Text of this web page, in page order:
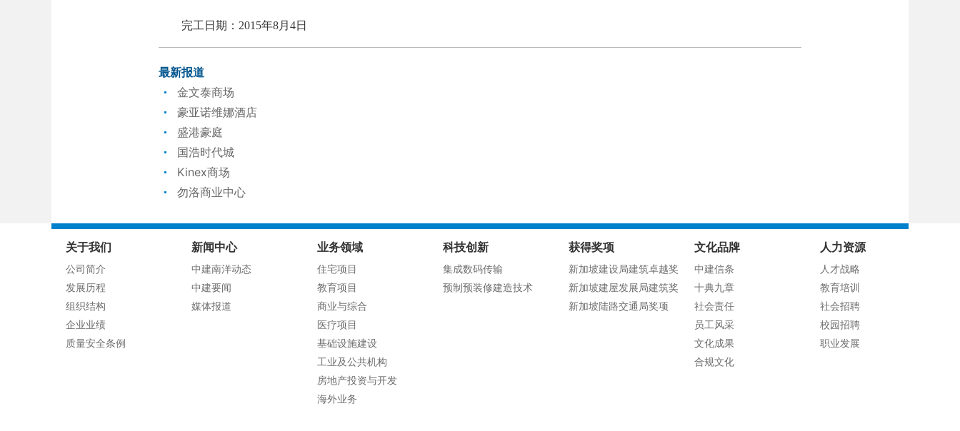
完工日期：2015年8月4日
最新报道
金文泰商场
豪亚诺维娜酒店
盛港豪庭
国浩时代城
Kinex商场
勿洛商业中心
关于我们
公司简介
发展历程
组织结构
企业业绩
质量安全条例
新闻中心
中建南洋动态
中建要闻
媒体报道
业务领域
住宅项目
教育项目
商业与综合
医疗项目
基础设施建设
工业及公共机构
房地产投资与开发
海外业务
科技创新
集成数码传输
预制预装修建造技术
获得奖项
新加坡建设局建筑卓越奖
新加坡建屋发展局建筑奖
新加坡陆路交通局奖项
文化品牌
中建信条
十典九章
社会责任
员工风采
文化成果
合规文化
人力资源
人才战略
教育培训
社会招聘
校园招聘
职业发展